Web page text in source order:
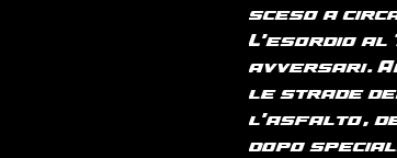
sceso a
L'esordio al
avversari.
le strade
l'asfalto,
dopo